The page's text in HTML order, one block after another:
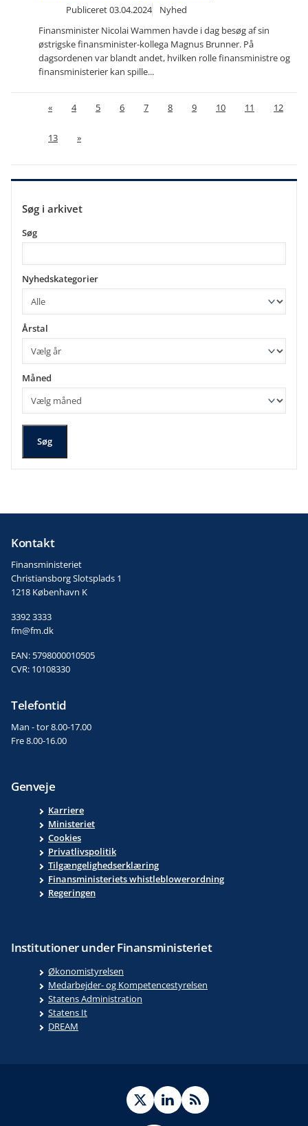
Publiceret03.04.2024
Nyhed
Finansminister Nicolai Wammen havde i dag besøg af sin
østrigske finansminister-kollega Magnus Brunner. På
dagsordenen var blandt andet, hvilken rolle finansministre og
finansministerier kan spille...
« 4 5 6 7 8 9 10 11 12
13 »
Søg i arkivet
Søg
Nyhedskategorier
Årstal
Måned
Søg
Kontakt
Finansministeriet
Christiansborg Slotsplads 1
1218 København K
3392 3333
fm@fm.dk
EAN: 5798000010505
CVR: 10108330
Telefontid
Man - tor 8.00-17.00
Fre 8.00-16.00
Genveje
Karriere
Ministeriet
Cookies
Privatlivspolitik
Tilgængelighedserklæring
Finansministeriets whistleblowerordning
Regeringen
Institutioner under Finansministeriet
Økonomistyrelsen
Medarbejder- og Kompetencestyrelsen
Statens Administration
Statens It
DREAM
TwitterLinkedIn
RSS